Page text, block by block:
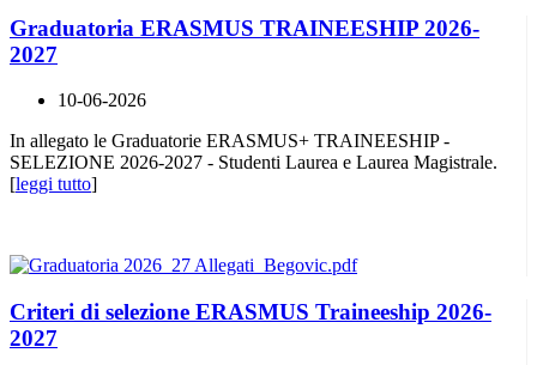
Graduatoria ERASMUS TRAINEESHIP 2026-
2027
10-06-2026
In allegato le Graduatorie ERASMUS+ TRAINEESHIP -
SELEZIONE 2026-2027 - Studenti Laurea e Laurea Magistrale.
[leggi tutto]
Criteri di selezione ERASMUS Traineeship 2026-
2027